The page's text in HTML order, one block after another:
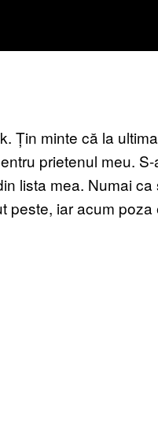
Țin minte că la ultima
prietenul meu. S-
lista mea. Numai ca
peste, iar acum poza